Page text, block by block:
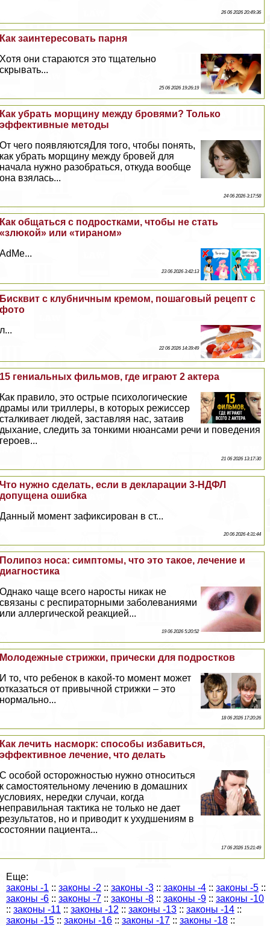
26 06 2026 20:49:36
Как заинтересовать парня
Хотя они стараются это тщательно
скрывать...
25 06 2026 19:26:19
Как убрать морщину между бровями? Только
эффективные методы
От чего появляютсяДля того, чтобы понять,
как убрать морщину между бровей для
начала нужно разобраться, откуда вообще
она взялась...
24 06 2026 3:17:58
Как общаться с подростками, чтобы не стать
«злюкой» или «тираном»
AdMe...
23 06 2026 3:42:13
Бисквит с клубничным кремом, пошаговый рецепт с
фото
л...
22 06 2026 14:39:49
15 гениальных фильмов, где играют 2 актера
Как правило, это острые психологические
драмы или триллеры, в которых режиссер
сталкивает людей, заставляя нас, затаив
дыхание, следить за тонкими нюансами речи и поведения
героев...
21 06 2026 13:17:30
Что нужно сделать, если в декларации 3-НДФЛ
допущена ошибка
Данный момент зафиксирован в ст...
20 06 2026 4:31:44
Полипоз носа: симптомы, что это такое, лечение и
диагностика
Однако чаще всего наросты никак не
связаны с респираторными заболеваниями
или аллергической реакцией...
19 06 2026 5:20:52
Молодежные стрижки, прически для подростков
И то, что ребенок в какой-то момент может
отказаться от привычной стрижки – это
нормально...
18 06 2026 17:20:26
Как лечить насморк: способы избавиться,
эффективное лечение, что делать
С особой осторожностью нужно относиться
к самостоятельному лечению в домашних
условиях, нередки случаи, когда
неправильная тактика не только не дает
результатов, но и приводит к ухудшениям в
состоянии пациента...
17 06 2026 15:21:49
Еще:
законы -1 :: законы -2 :: законы -3 :: законы -4 :: законы -5 ::
законы -6 :: законы -7 :: законы -8 :: законы -9 :: законы -10
:: законы -11 :: законы -12 :: законы -13 :: законы -14 ::
законы -15 :: законы -16 :: законы -17 :: законы -18 ::